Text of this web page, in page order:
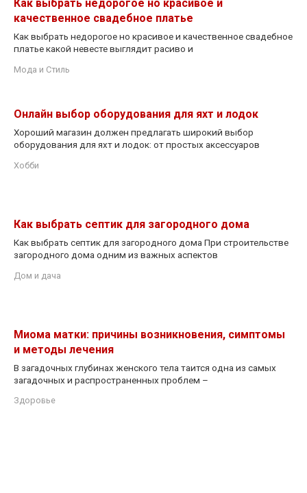
Как выбрать недорогое но красивое и
качественное свадебное платье
Как выбрать недорогое но красивое и качественное свадебное
платье какой невесте выглядит расиво и
Мода и Стиль
Онлайн выбор оборудования для яхт и лодок
Хороший магазин должен предлагать широкий выбор
оборудования для яхт и лодок: от простых аксессуаров
Хобби
Как выбрать септик для загородного дома
Как выбрать септик для загородного дома При строительстве
загородного дома одним из важных аспектов
Дом и дача
Миома матки: причины возникновения, симптомы
и методы лечения
В загадочных глубинах женского тела таится одна из самых
загадочных и распространенных проблем –
Здоровье